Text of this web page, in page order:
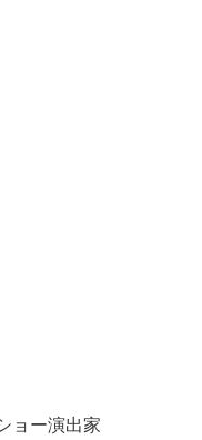
ョー演出家